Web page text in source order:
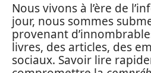
Nous vivons à l’ère de
jour, nous sommes
provenant
livres, des articles, des
sociaux. Savoir lire